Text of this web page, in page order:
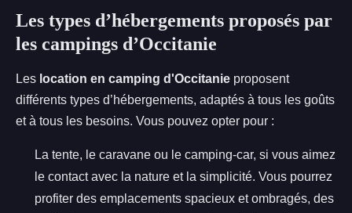
Les types d’hébergements proposés par
les campings d’Occitanie
Les location en camping d'Occitanie proposent
différents types d’hébergements, adaptés à tous les goûts
et à tous les besoins. Vous pouvez opter pour :
La tente, le caravane ou le camping-car, si vous aimez
le contact avec la nature et la simplicité. Vous pourrez
profiter des emplacements spacieux et ombragés, des